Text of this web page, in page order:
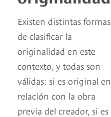
Existen distintas formas
de clasificar la
originalidad en este
contexto, y todas son
válidas: si es original en
relación con la obra
previa del creador, si es